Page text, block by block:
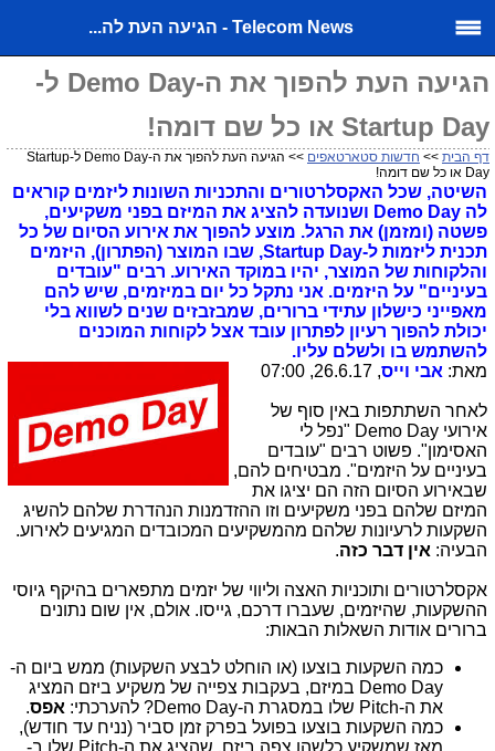
Telecom News - הגיעה העת לה...
הגיעה העת להפוך את ה-Demo Day ל-
Startup Day או כל שם דומה!
דף הבית >> חדשות סטארטאפים
>> הגיעה העת להפוך את ה-Demo Day ל-Startup
Day או כל שם דומה!
השיטה, שכל האקסלרטורים והתכניות השונות ליזמים קוראים
לה Demo Day ושנועדה להציג את המיזם בפני משקיעים,
פשטה (ומזמן) את הרגל. מוצע להפוך את אירוע הסיום של כל
תכנית ליזמות ל-Startup Day, שבו המוצר (הפתרון), היזמים
והלקוחות של המוצר, יהיו במוקד האירוע. רבים "עובדים
בעיניים" על היזמים. אני נתקל כל יום במיזמים, שיש להם
מאפייני כישלון עתידי ברורים, שמבזבזים שנים לשווא בלי
יכולת להפוך רעיון לפתרון עובד אצל לקוחות המוכנים
להשתמש בו ולשלם עליו.
מאת: אבי וייס, 26.6.17, 07:00
לאחר השתתפות באין סוף של
אירועי Demo Day "נפל לי
האסימון". פשוט רבים "עובדים
בעיניים על היזמים". מבטיחים להם,
שבאירוע הסיום הזה הם יציגו את
המיזם שלהם בפני משקיעים וזו ההזדמנות הנהדרת שלהם להשיג
השקעות לרעיונות שלהם מהמשקיעים המכובדים המגיעים לאירוע.
הבעיה: אין דבר כזה.
אקסלרטורים ותוכניות האצה וליווי של יזמים מתפארים בהיקף גיוסי
ההשקעות, שהיזמים, שעברו דרכם, גייסו. אולם, אין שום נתונים
ברורים אודות השאלות הבאות:
כמה השקעות בוצעו (או הוחלט לבצע השקעות) ממש ביום ה-
Demo Day במיזם, בעקבות צפייה של משקיע ביזם המציג
את ה-Pitch שלו במסגרת ה-Demo Day? להערכתי:
אפס.
כמה השקעות בוצעו בפועל בפרק זמן סביר (נניח עד חודש),
מאז שמשקיע כלשהו צפה ביזם, שהציג את ה-Pitch שלו ב-